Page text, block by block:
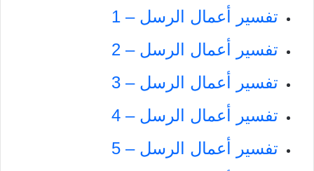
تفسير أعمال الرسل – 1
تفسير أعمال الرسل – 2
تفسير أعمال الرسل – 3
تفسير أعمال الرسل – 4
تفسير أعمال الرسل – 5